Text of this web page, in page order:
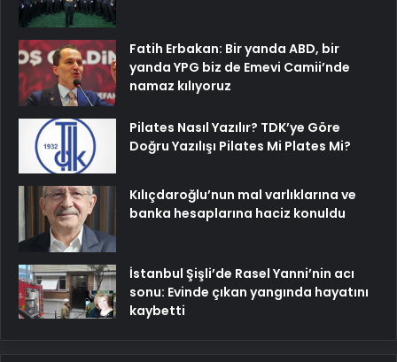
Fatih Erbakan: Bir yanda ABD, bir
yanda YPG biz de Emevi Camii’nde
namaz kılıyoruz
Pilates Nasıl Yazılır? TDK’ye Göre
Doğru Yazılışı Pilates Mi Plates Mi?
Kılıçdaroğlu’nun mal varlıklarına ve
banka hesaplarına haciz konuldu
İstanbul Şişli’de Rasel Yanni’nin acı
sonu: Evinde çıkan yangında hayatını
kaybetti